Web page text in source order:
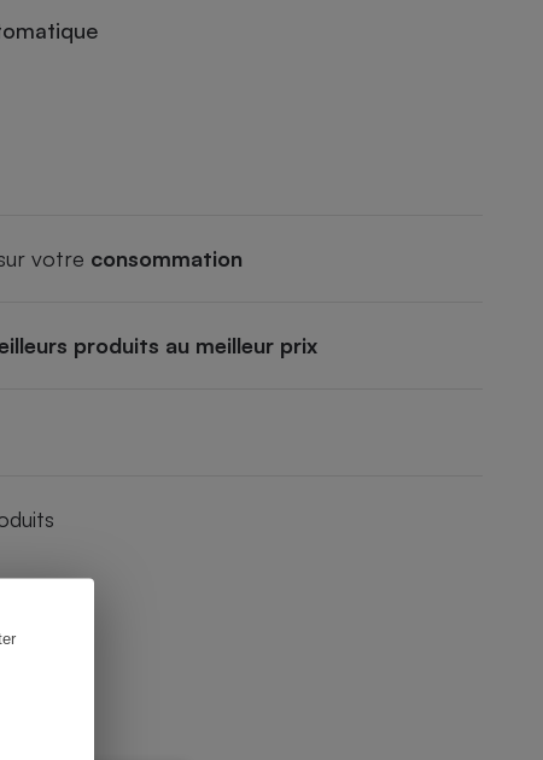
votre consommation
produits au meilleur prix